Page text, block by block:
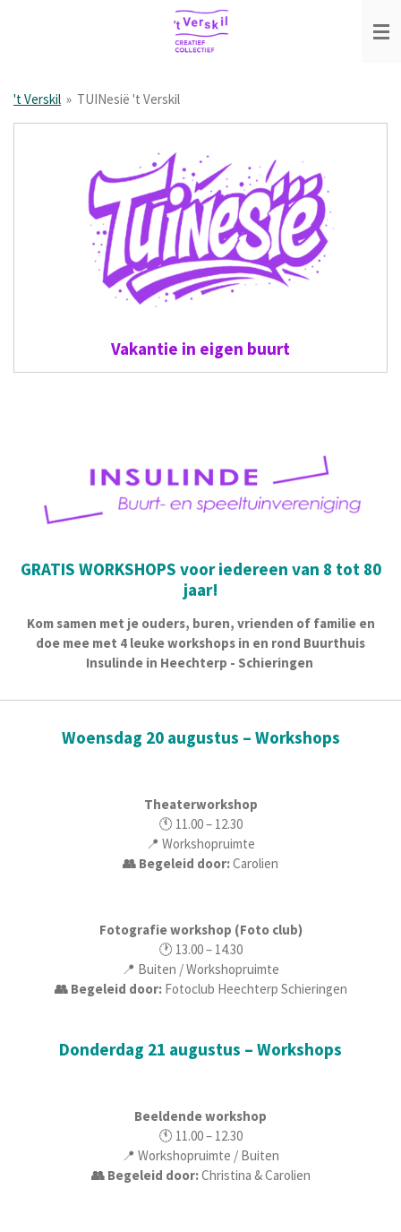
hoofdinhoud
't Verskil » TUINesië 't Verskil
Vakantie in eigen buurt
GRATIS WORKSHOPS voor iedereen van 8 tot 80
jaar!
Kom samen met je ouders, buren, vrienden of familie en
doe mee met 4 leuke workshops in en rond Buurthuis
Insulinde in Heechterp - Schieringen
Woensdag 20 augustus – Workshops
Theaterworkshop
🕚 11.00 – 12.30
📍 Workshopruimte
👥 Begeleid door:Carolien
Fotografie workshop (Foto club)
🕐 13.00 – 14.30
📍 Buiten / Workshopruimte
👥 Begeleid door:Fotoclub Heechterp Schieringen
Donderdag 21 augustus – Workshops
Beeldende workshop
🕚 11.00 – 12.30
📍 Workshopruimte / Buiten
👥 Begeleid door:Christina & Carolien